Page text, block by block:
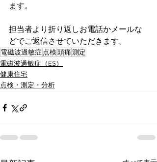
ます。
担当者より折り返しお電話かメールな
どでご返信させていただきます。
電磁波過敏症 点検頭痛測定
電磁波過敏症（ES）
健康住宅
点検・測定・分析